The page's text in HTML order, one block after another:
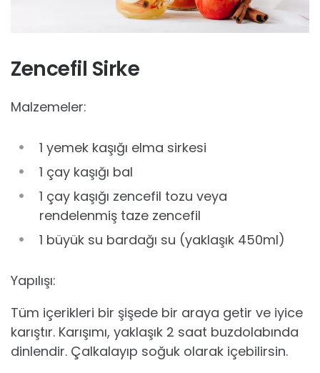
Zencefil Sirke
Malzemeler:
1 yemek kaşığı elma sirkesi
1 çay kaşığı bal
1 çay kaşığı zencefil tozu veya
rendelenmiş taze zencefil
1 büyük su bardağı su (yaklaşık 450ml)
Yapılışı:
Tüm içerikleri bir şişede bir araya getir ve iyice
karıştır. Karışımı, yaklaşık 2 saat buzdolabında
dinlendir. Çalkalayıp soğuk olarak içebilirsin.